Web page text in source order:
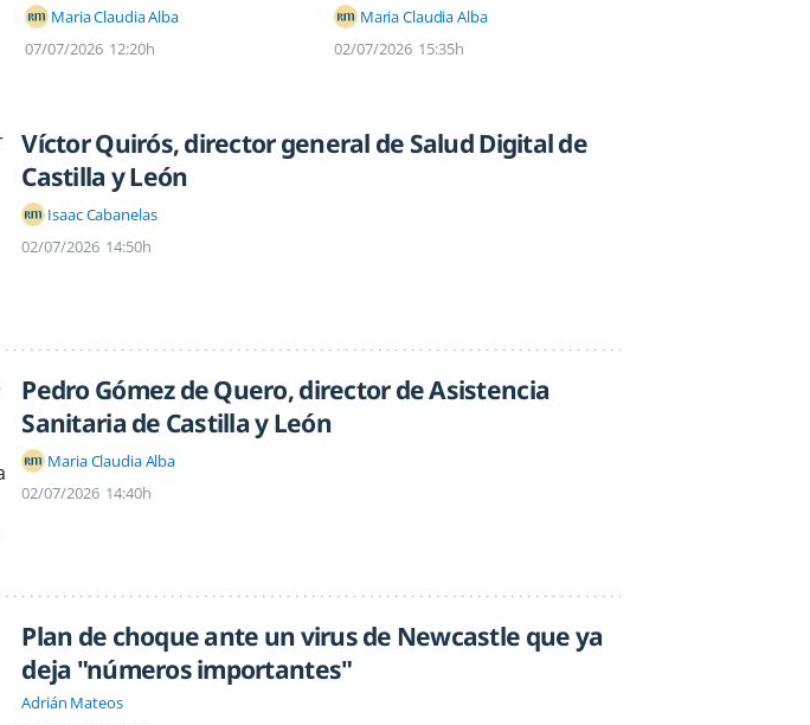
Maria Claudia Alba
07/07/2026 12:20h
Maria Claudia Alba
02/07/2026 15:35h
Víctor Quirós, director general de Salud Digital de
Castilla y León
Isaac Cabanelas
02/07/2026 14:50h
Pedro Gómez de Quero, director de Asistencia
Sanitaria de Castilla y León
Maria Claudia Alba
02/07/2026 14:40h
Plan de choque ante un virus de Newcastle que ya
deja "números importantes"
Adrián Mateos